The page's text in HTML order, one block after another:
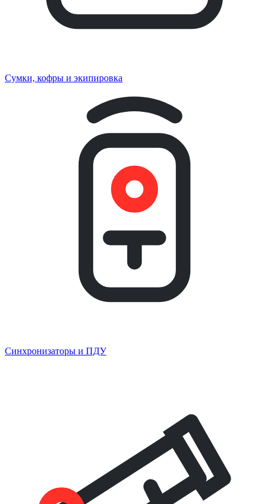
Сумки, кофры и экипировка
Синхронизаторы и ПДУ